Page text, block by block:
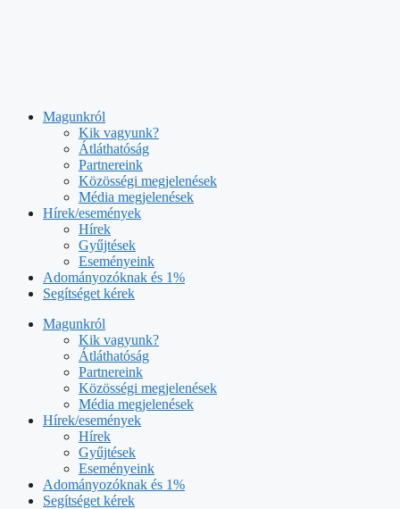
Magunkról
Kik vagyunk?
Átláthatóság
Partnereink
Közösségi megjelenések
Média megjelenések
Hírek/események
Hírek
Gyűjtések
Eseményeink
Adományozóknak és 1%
Segítséget kérek
Magunkról
Kik vagyunk?
Átláthatóság
Partnereink
Közösségi megjelenések
Média megjelenések
Hírek/események
Hírek
Gyűjtések
Eseményeink
Adományozóknak és 1%
Segítséget kérek